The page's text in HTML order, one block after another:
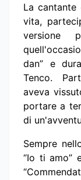
La
vita,
versione
dan” e
Tenco.
aveva
portare a
di
Sempre
“Io ti amo”